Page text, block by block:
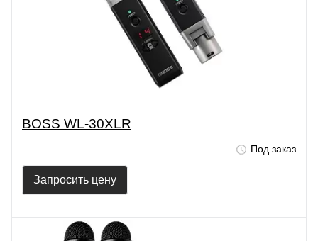
BOSS WL-30XLR
Под заказ
Запросить цену